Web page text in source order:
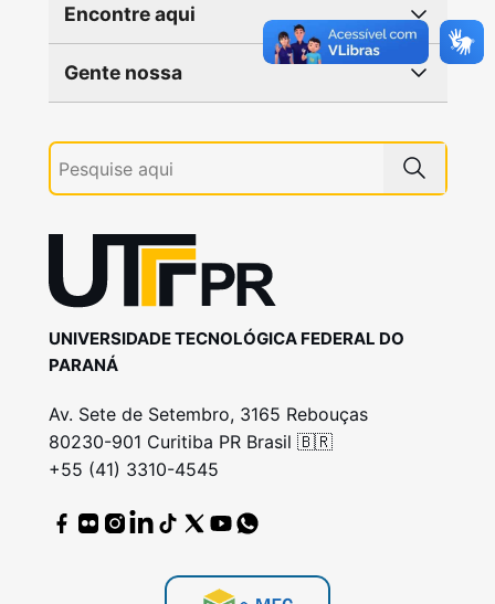
Encontre aqui
Gente nossa
UNIVERSIDADE TECNOLÓGICA FEDERAL DO
PARANÁ
Av. Sete de Setembro, 3165 Rebouças
80230-901 Curitiba PR Brasil 🇧🇷
+55 (41) 3310-4545